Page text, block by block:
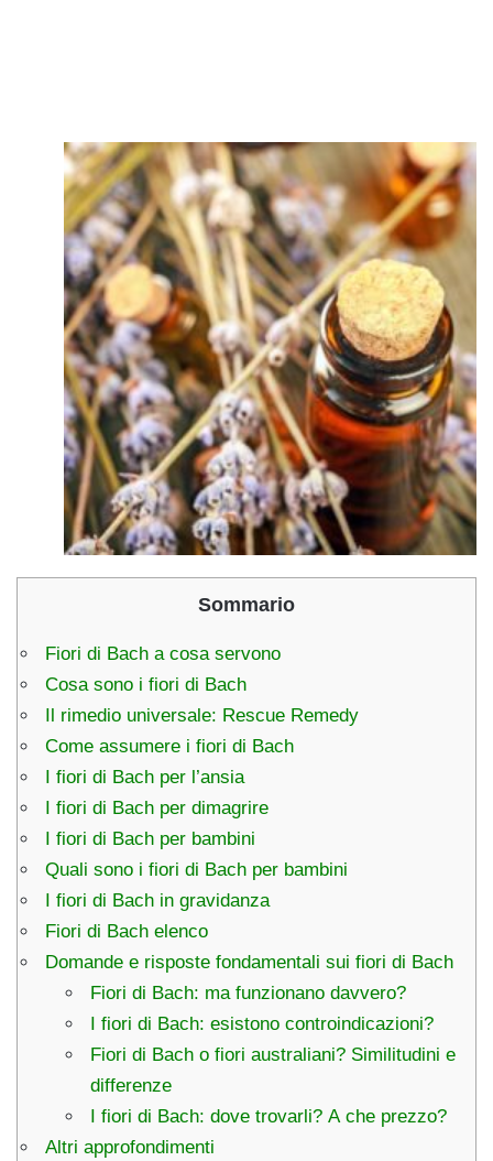
Sommario
Fiori di Bach a cosa servono
Cosa sono i fiori di Bach
Il rimedio universale: Rescue Remedy
Come assumere i fiori di Bach
I fiori di Bach per l’ansia
I fiori di Bach per dimagrire
I fiori di Bach per bambini
Quali sono i fiori di Bach per bambini
I fiori di Bach in gravidanza
Fiori di Bach elenco
Domande e risposte fondamentali sui fiori di Bach
Fiori di Bach: ma funzionano davvero?
I fiori di Bach: esistono controindicazioni?
Fiori di Bach o fiori australiani? Similitudini e
differenze
I fiori di Bach: dove trovarli? A che prezzo?
Altri approfondimenti